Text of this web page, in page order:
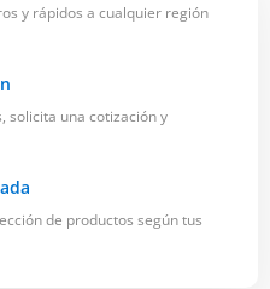
y rápidos a cualquier región
solicita una cotización y
de productos según tus